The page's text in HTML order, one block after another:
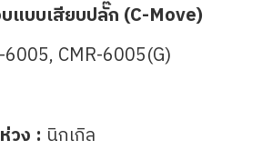
แบบเสียบปลั๊ก (C-Move)
6005, CMR-6005(G)
ห่วง : นิกเกิล